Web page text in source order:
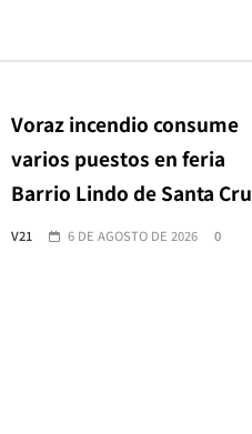
Voraz incendio consume
varios puestos en feria
Barrio Lindo de Santa
V21 6 DE AGOSTO DE 2026 0